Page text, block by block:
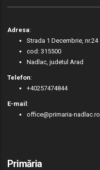
Adresa:
Strada 1 Decembrie, nr.24
cod: 315500
Nadlac, judetul Arad
Telefon:
+40257474844
E-mail:
office@primaria-nadlac.ro
Primăria